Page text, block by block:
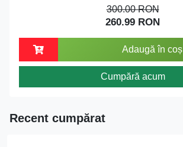
300.00 RON
260.99 RON
Adaugă în coș
Cumpără acum
Recent cumpărat